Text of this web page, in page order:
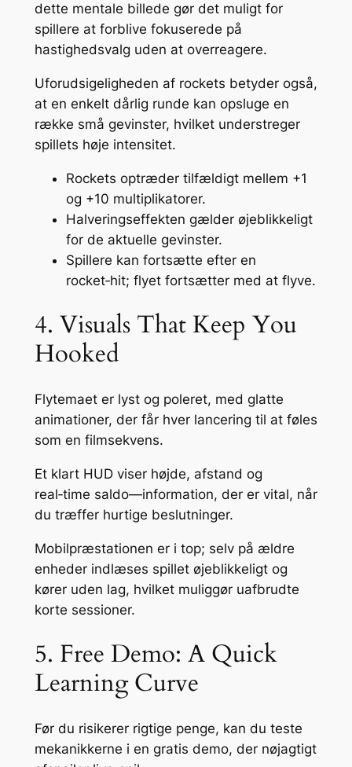
dette mentale billede gør det muligt for
spillere at forblive fokuserede på
hastighedsvalg uden at overreagere.
Uforudsigeligheden af rockets betyder også,
at en enkelt dårlig runde kan opsluge en
række små gevinster, hvilket understreger
spillets høje intensitet.
Rockets optræder tilfældigt mellem +1
og +10 multiplikatorer.
Halveringseffekten gælder øjeblikkeligt
for de aktuelle gevinster.
Spillere kan fortsætte efter en
rocket‑hit; flyet fortsætter med at flyve.
4. Visuals That Keep You
Hooked
Flytemaet er lyst og poleret, med glatte
animationer, der får hver lancering til at føles
som en filmsekvens.
Et klart HUD viser højde, afstand og
real‑time saldo—information, der er vital, når
du træffer hurtige beslutninger.
Mobilpræstationen er i top; selv på ældre
enheder indlæses spillet øjeblikkeligt og
kører uden lag, hvilket muliggør uafbrudte
korte sessioner.
5. Free Demo: A Quick
Learning Curve
Før du risikerer rigtige penge, kan du teste
mekanikkerne i en gratis demo, der nøjagtigt